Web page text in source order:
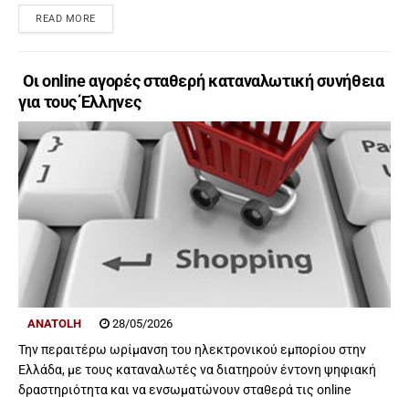
READ MORE
Οι online αγορές σταθερή καταναλωτική συνήθεια
για τους Έλληνες
ANATOLH 28/05/2026
Την περαιτέρω ωρίμανση του ηλεκτρονικού εμπορίου στην
Ελλάδα, με τους καταναλωτές να διατηρούν έντονη ψηφιακή
δραστηριότητα και να ενσωματώνουν σταθερά τις online